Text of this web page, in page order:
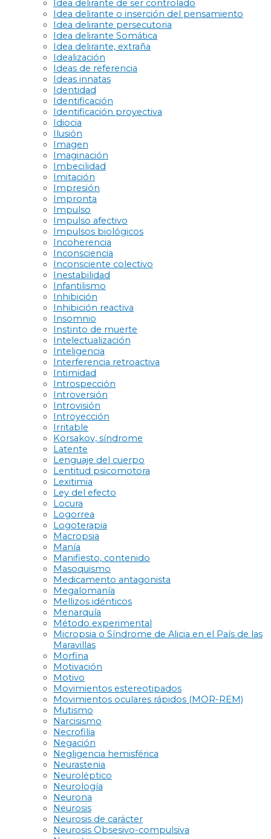
Idea delirante de ser controlado
Idea delirante o inserción del pensamiento
Idea delirante persecutoria
Idea delirante Somática
Idea delirante, extraña
Idealización
Ideas de referencia
Ideas innatas
Identidad
Identificación
Identificación proyectiva
Idiocia
Ilusión
Imagen
Imaginación
Imbecilidad
Imitación
Impresión
Impronta
Impulso
Impulso afectivo
Impulsos biológicos
Incoherencia
Inconsciencia
Inconsciente colectivo
Inestabilidad
Infantilismo
Inhibición
Inhibición reactiva
Insomnio
Instinto de muerte
Intelectualización
Inteligencia
Interferencia retroactiva
Intimidad
Introspección
Introversión
Introvisión
Introyección
Irritable
Korsakov, síndrome
Latente
Lenguaje del cuerpo
Lentitud psicomotora
Lexitimia
Ley del efecto
Locura
Logorrea
Logoterapia
Macropsia
Manía
Manifiesto, contenido
Masoquismo
Medicamento antagonista
Megalomanía
Mellizos idénticos
Menarquía
Método experimental
Micropsia o Síndrome de Alicia en el País de las
Maravillas
Morfina
Motivación
Motivo
Movimientos estereotipados
Movimientos oculares rápidos (MOR-REM)
Mutismo
Narcisismo
Necrofilia
Negación
Negligencia hemisférica
Neurastenia
Neuroléptico
Neurología
Neurona
Neurosis
Neurosis de carácter
Neurosis Obsesivo-compulsiva